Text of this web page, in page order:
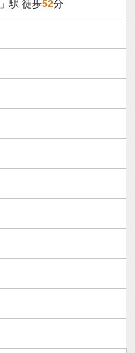
」駅 徒歩52分